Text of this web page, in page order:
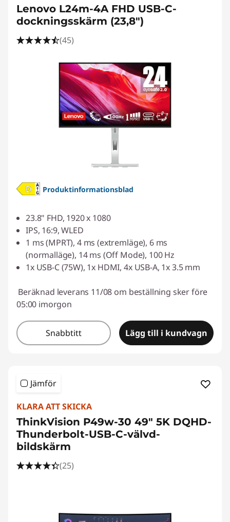
Lenovo L24m-4A FHD USB-C-
dockningsskärm (23,8")
(45)
Produktinformationsblad
23.8" FHD, 1920 x 1080
IPS, 16:9, WLED
1 ms (MPRT), 4 ms (extremläge), 6 ms
(normalläge), 14 ms (Off Mode), 100 Hz
1x USB-C (75W), 1x HDMI, 4x USB-A, 1x 3.5 mm
Beräknad leverans 11/08 om beställning sker före
05:00 imorgon
Snabbtitt Lägg till i kundvagn
Jämför
KLARA ATT SKICKA
ThinkVision P49w-30 49" 5K DQHD-
Thunderbolt-USB-C-välvd-
bildskärm
(25)